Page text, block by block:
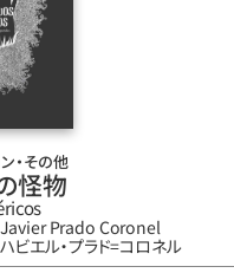
・その他
怪物
Javier Prado Coronel
ハビエル・プラド=コロネル